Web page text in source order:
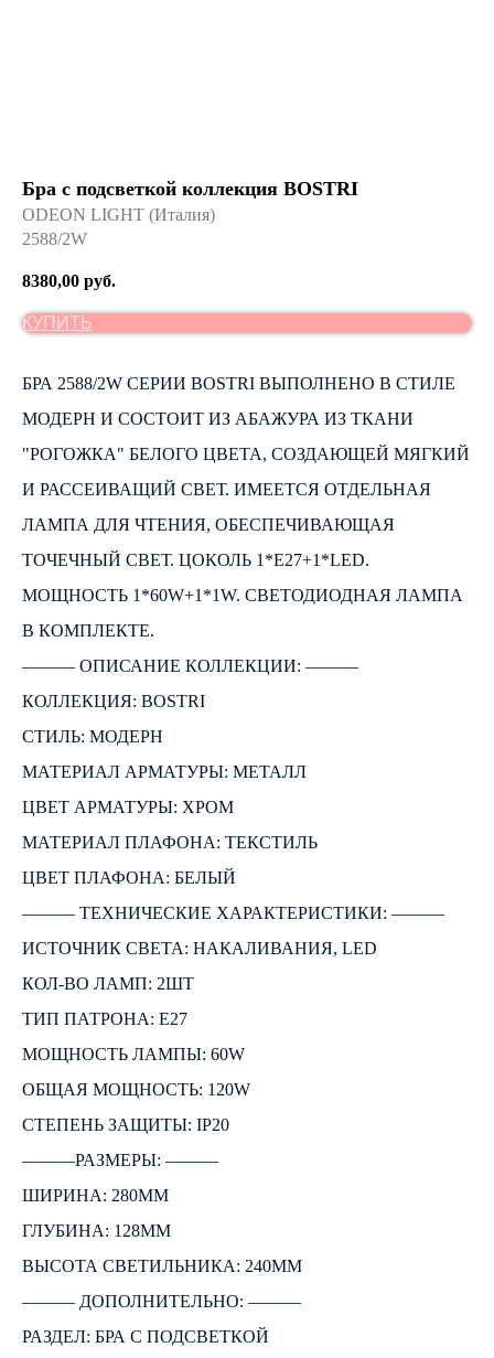
Бра с подсветкой коллекция BOSTRI
ODEON LIGHT (Италия)
2588/2W
8380,00 руб.
КУПИТЬ
БРА 2588/2W СЕРИИ BOSTRI ВЫПОЛНЕНО В СТИЛЕ
МОДЕРН И СОСТОИТ ИЗ АБАЖУРА ИЗ ТКАНИ
"РОГОЖКА" БЕЛОГО ЦВЕТА, СОЗДАЮЩЕЙ МЯГКИЙ
И РАССЕИВАЩИЙ СВЕТ. ИМЕЕТСЯ ОТДЕЛЬНАЯ
ЛАМПА ДЛЯ ЧТЕНИЯ, ОБЕСПЕЧИВАЮЩАЯ
ТОЧЕЧНЫЙ СВЕТ. ЦОКОЛЬ 1*E27+1*LED.
МОЩНОСТЬ 1*60W+1*1W. СВЕТОДИОДНАЯ ЛАМПА
В КОМПЛЕКТЕ.
――― ОПИСАНИЕ КОЛЛЕКЦИИ: ―――
КОЛЛЕКЦИЯ: BOSTRI
СТИЛЬ: МОДЕРН
МАТЕРИАЛ АРМАТУРЫ: МЕТАЛЛ
ЦВЕТ АРМАТУРЫ: ХРОМ
МАТЕРИАЛ ПЛАФОНА: ТЕКСТИЛЬ
ЦВЕТ ПЛАФОНА: БЕЛЫЙ
――― ТЕХНИЧЕСКИЕ ХАРАКТЕРИСТИКИ: ―――
ИСТОЧНИК СВЕТА: НАКАЛИВАНИЯ, LED
КОЛ-ВО ЛАМП: 2ШТ
ТИП ПАТРОНА: E27
МОЩНОСТЬ ЛАМПЫ: 60W
ОБЩАЯ МОЩНОСТЬ: 120W
СТЕПЕНЬ ЗАЩИТЫ: IP20
―――РАЗМЕРЫ: ―――
ШИРИНА: 280ММ
ГЛУБИНА: 128ММ
ВЫСОТА СВЕТИЛЬНИКА: 240ММ
――― ДОПОЛНИТЕЛЬНО: ―――
РАЗДЕЛ: БРА С ПОДСВЕТКОЙ